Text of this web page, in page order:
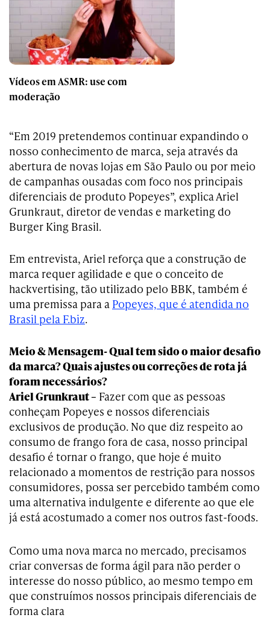
Vídeos em ASMR: use com
moderação
“Em 2019 pretendemos continuar expandindo o
nosso conhecimento de marca, seja através da
abertura de novas lojas em São Paulo ou por meio
de campanhas ousadas com foco nos principais
diferenciais de produto Popeyes”, explica Ariel
Grunkraut, diretor de vendas e marketing do
Burger King Brasil.
Em entrevista, Ariel reforça que a construção de
marca requer agilidade e que o conceito de
hackvertising, tão utilizado pelo BBK, também é
uma premissa para a Popeyes, que é atendida no
Brasil pela F.biz.
Meio & Mensagem- Qual tem sido o maior desafio
da marca? Quais ajustes ou correções de rota já
foram necessários?
Ariel Grunkraut – Fazer com que as pessoas
conheçam Popeyes e nossos diferenciais
exclusivos de produção. No que diz respeito ao
consumo de frango fora de casa, nosso principal
desafio é tornar o frango, que hoje é muito
relacionado a momentos de restrição para nossos
consumidores, possa ser percebido também como
uma alternativa indulgente e diferente ao que ele
já está acostumado a comer nos outros fast-foods.
Como uma nova marca no mercado, precisamos
criar conversas de forma ágil para não perder o
interesse do nosso público, ao mesmo tempo em
que construímos nossos principais diferenciais de
forma clara